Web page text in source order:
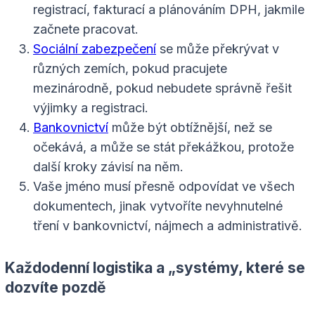
registrací, fakturací a plánováním DPH, jakmile
začnete pracovat.
Sociální zabezpečení se může překrývat v
různých zemích, pokud pracujete
mezinárodně, pokud nebudete správně řešit
výjimky a registraci.
Bankovnictví může být obtížnější, než se
očekává, a může se stát překážkou, protože
další kroky závisí na něm.
Vaše jméno musí přesně odpovídat ve všech
dokumentech, jinak vytvoříte nevyhnutelné
tření v bankovnictví, nájmech a administrativě.
Každodenní logistika a „systémy, které se
dozvíte pozdě